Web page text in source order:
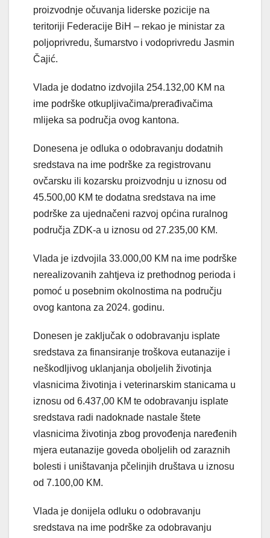
proizvodnje očuvanja liderske pozicije na
teritoriji Federacije BiH – rekao je ministar za
poljoprivredu, šumarstvo i vodoprivredu Jasmin
Čajić.
Vlada je dodatno izdvojila 254.132,00 KM na
ime podrške otkupljivačima/prerađivačima
mlijeka sa područja ovog kantona.
Donesena je odluka o odobravanju dodatnih
sredstava na ime podrške za registrovanu
ovčarsku ili kozarsku proizvodnju u iznosu od
45.500,00 KM te dodatna sredstava na ime
podrške za ujednačeni razvoj općina ruralnog
područja ZDK-a u iznosu od 27.235,00 KM.
Vlada je izdvojila 33.000,00 KM na ime podrške
nerealizovanih zahtjeva iz prethodnog perioda i
pomoć u posebnim okolnostima na području
ovog kantona za 2024. godinu.
Donesen je zaključak o odobravanju isplate
sredstava za finansiranje troškova eutanazije i
neškodljivog uklanjanja oboljelih životinja
vlasnicima životinja i veterinarskim stanicama u
iznosu od 6.437,00 KM te odobravanju isplate
sredstava radi nadoknade nastale štete
vlasnicima životinja zbog provođenja naređenih
mjera eutanazije goveda oboljelih od zaraznih
bolesti i uništavanja pčelinjih društava u iznosu
od 7.100,00 KM.
Vlada je donijela odluku o odobravanju
sredstava na ime podrške za odobravanju